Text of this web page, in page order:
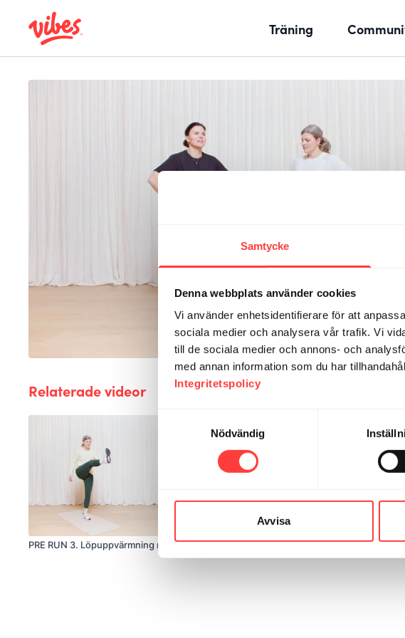
Samtycke
Denna webbplats använder cookies
Vi använder enhetsidentifierare för att
sociala medier och analysera vår trafik. Vi
till de sociala medier och annons- och
med annan information som du har
Integritetspolicy
Nödvändig
Avvisa
Träning
Relaterade videor
PRE RUN 3. Löpuppvärmning med schwung PRE RUN 1. Rulla igång knäna!